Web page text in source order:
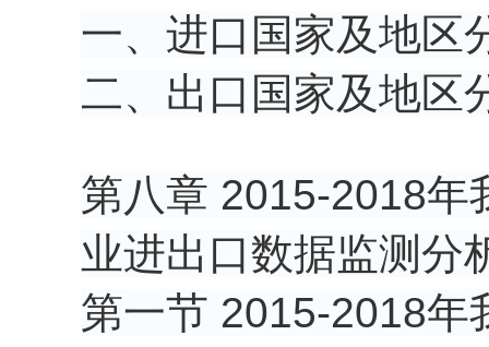
一、进口国家及地区
二、出口国家及地区
第八章 2015-2018年
业进出口数据监测分
第一节 2015-2018年